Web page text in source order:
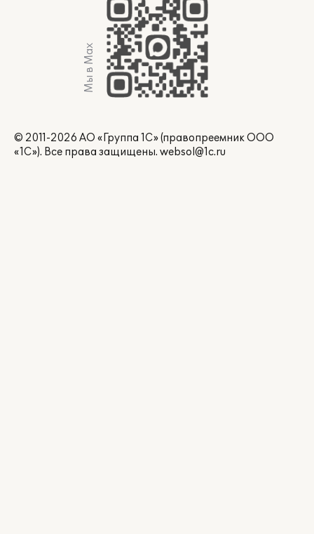
Мы в Max
© 2011-2026 АО «Группа 1С» (правопреемник ООО
«1С»). Все права защищены. websol@1c.ru